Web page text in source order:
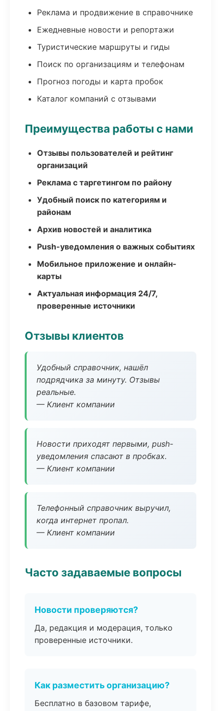
Реклама и продвижение в справочнике
Ежедневные новости и репортажи
Туристические маршруты и гиды
Поиск по организациям и телефонам
Прогноз погоды и карта пробок
Каталог компаний с отзывами
Преимущества работы с нами
Отзывы пользователей и рейтинг
организаций
Реклама с таргетингом по району
Удобный поиск по категориям и
районам
Архив новостей и аналитика
Push-уведомления о важных событиях
Мобильное приложение и онлайн-
карты
Актуальная информация 24/7,
проверенные источники
Отзывы клиентов
Удобный справочник, нашёл
подрядчика за минуту. Отзывы
реальные.
— Клиент компании
Новости приходят первыми, push-
уведомления спасают в пробках.
— Клиент компании
Телефонный справочник выручил,
когда интернет пропал.
— Клиент компании
Часто задаваемые вопросы
Новости проверяются?
Да, редакция и модерация, только
проверенные источники.
Как разместить организацию?
Бесплатно в базовом тарифе,